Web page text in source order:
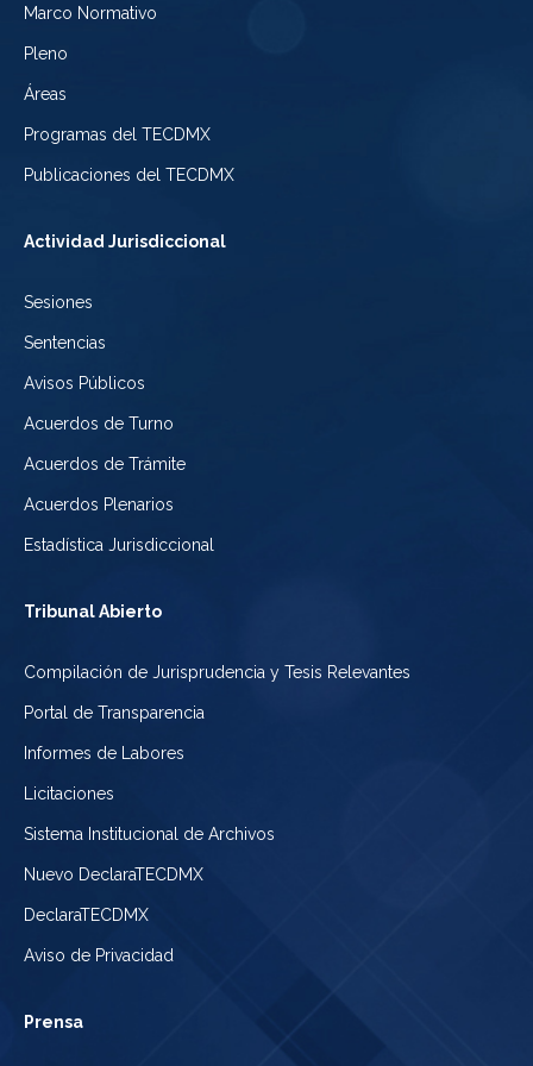
Marco Normativo
Pleno
Áreas
Programas del TECDMX
Publicaciones del TECDMX
Actividad Jurisdiccional
Sesiones
Sentencias
Avisos Públicos
Acuerdos de Turno
Acuerdos de Trámite
Acuerdos Plenarios
Estadística Jurisdiccional
Tribunal Abierto
Compilación de Jurisprudencia y Tesis Relevantes
Portal de Transparencia
Informes de Labores
Licitaciones
Sistema Institucional de Archivos
Nuevo DeclaraTECDMX
DeclaraTECDMX
Aviso de Privacidad
Prensa